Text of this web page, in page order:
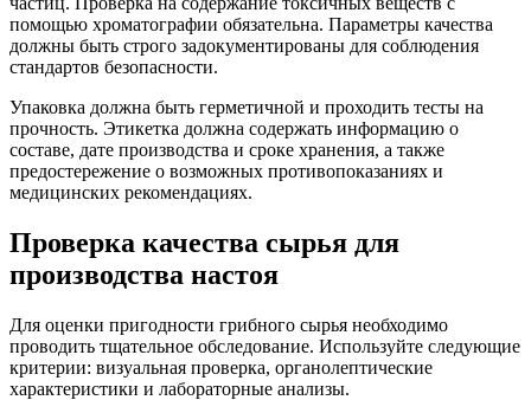
помощью хроматографии обязательна. Параметры качества
должны быть строго задокументированы для соблюдения
стандартов безопасности.
Упаковка должна быть герметичной и проходить тесты на
прочность. Этикетка должна содержать информацию о
составе, дате производства и сроке хранения, а также
предостережение о возможных противопоказаниях и
медицинских рекомендациях.
Проверка качества сырья для
производства настоя
Для оценки пригодности грибного сырья необходимо
проводить тщательное обследование. Используйте следующие
критерии: визуальная проверка, органолептические
характеристики и лабораторные анализы.